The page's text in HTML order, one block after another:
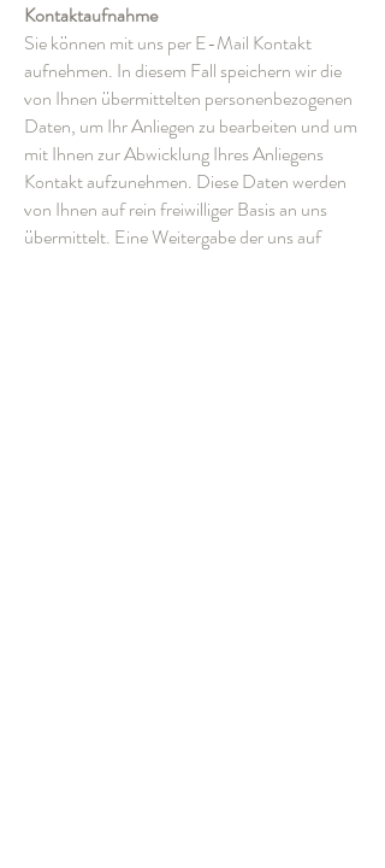
Kontaktaufnahme
Sie können mit uns per E-Mail Kontakt
aufnehmen. In diesem Fall speichern wir die
von Ihnen übermittelten personenbezogenen
Daten, um Ihr Anliegen zu bearbeiten und um
mit Ihnen zur Abwicklung Ihres Anliegens
Kontakt aufzunehmen. Diese Daten werden
von Ihnen auf rein freiwilliger Basis an uns
übermittelt. Eine Weitergabe der uns auf